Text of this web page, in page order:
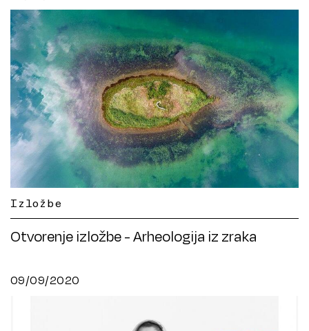
Izložbe
Otvorenje izložbe - Arheologija iz zraka
09/09/2020